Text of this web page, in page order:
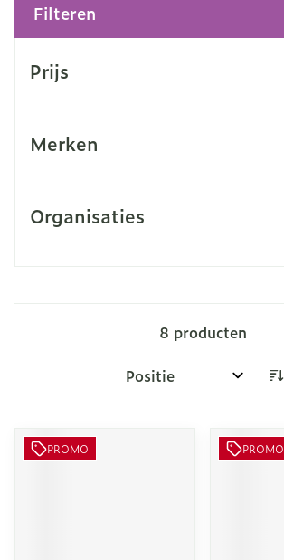
Filteren
Prijs
Merken
Organisaties
8 producten
Sorteer op:
PROMO PROMO